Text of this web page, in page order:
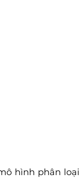
hình phân loại